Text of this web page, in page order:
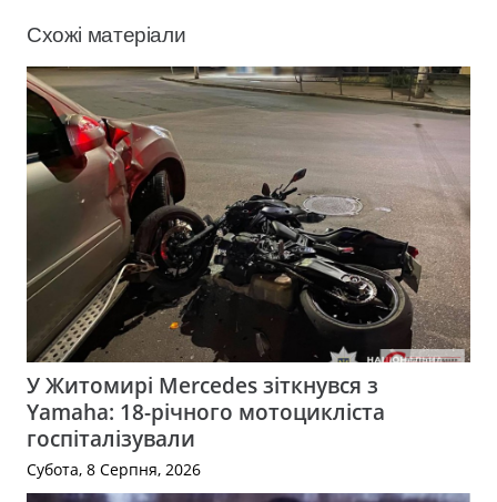
Схожі матеріали
У Житомирі Mercedes зіткнувся з
Yamaha: 18-річного мотоцикліста
госпіталізували
Субота, 8 Серпня, 2026